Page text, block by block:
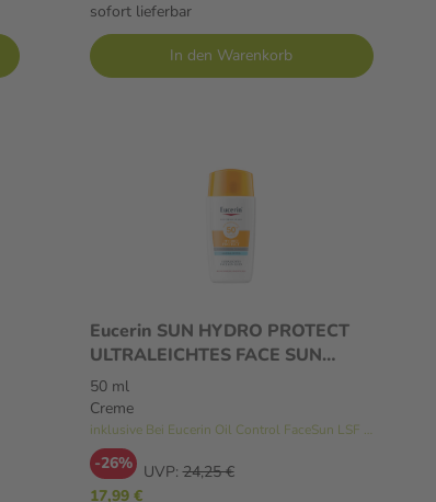
sofort lieferbar
In den Warenkorb
Eucerin SUN HYDRO PROTECT
ULTRALEICHTES FACE SUN
50 ml
Creme
inklusive Bei Eucerin Oil Control FaceSun LSF 50+
-26% UVP: 24,25 €
17,99 €